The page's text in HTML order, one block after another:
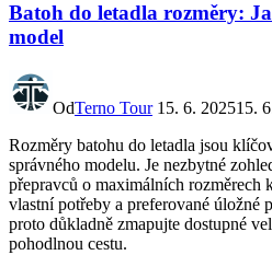
Batoh do letadla rozměry:
model
OdTerno Tour 15. 6. 202515.
Rozměry batohu do letadla jsou
správného modelu. Je nezbytné
přepravců o maximálních rozměrech
vlastní potřeby a preferované úložné
proto důkladně zmapujte dostupné
pohodlnou cestu.